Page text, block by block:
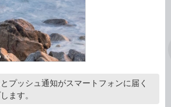
プッシュ通知がスマートフォンに届く
ます。